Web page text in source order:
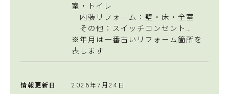
室・トイレ
内装リフォーム：壁・床・全室
その他：スイッチコンセント…
※年月は一番古いリフォーム箇所を
表します
情報更新日 2026年7月24日